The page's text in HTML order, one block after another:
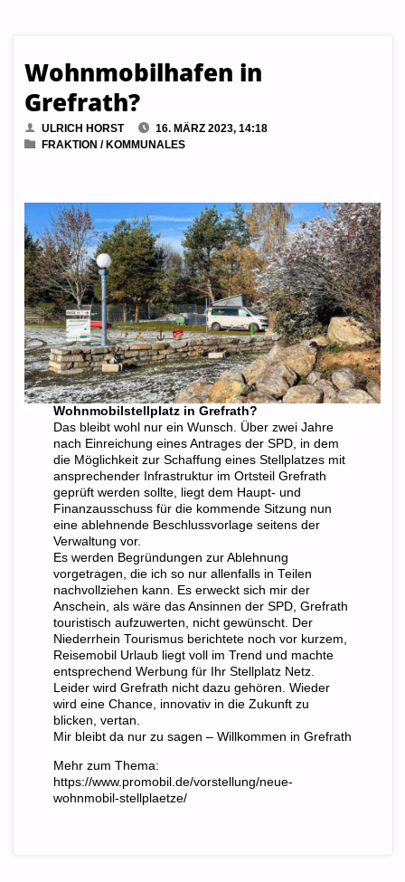
Wohnmobilhafen in
Grefrath?
ULRICH HORST
16. MÄRZ 2023, 14:18
FRAKTION / KOMMUNALES
Wohnmobilstellplatz in Grefrath?
Das bleibt wohl nur ein Wunsch. Über zwei Jahre
nach Einreichung eines Antrages der SPD, in dem
die Möglichkeit zur Schaffung eines Stellplatzes mit
ansprechender Infrastruktur im Ortsteil Grefrath
geprüft werden sollte, liegt dem Haupt- und
Finanzausschuss für die kommende Sitzung nun
eine ablehnende Beschlussvorlage seitens der
Verwaltung vor.
Es werden Begründungen zur Ablehnung
vorgetragen, die ich so nur allenfalls in Teilen
nachvollziehen kann. Es erweckt sich mir der
Anschein, als wäre das Ansinnen der SPD, Grefrath
touristisch aufzuwerten, nicht gewünscht. Der
Niederrhein Tourismus berichtete noch vor kurzem,
Reisemobil Urlaub liegt voll im Trend und machte
entsprechend Werbung für Ihr Stellplatz Netz.
Leider wird Grefrath nicht dazu gehören. Wieder
wird eine Chance, innovativ in die Zukunft zu
blicken, vertan.
Mir bleibt da nur zu sagen – Willkommen in Grefrath
Mehr zum Thema:
https://www.promobil.de/vorstellung/neue-
wohnmobil-stellplaetze/